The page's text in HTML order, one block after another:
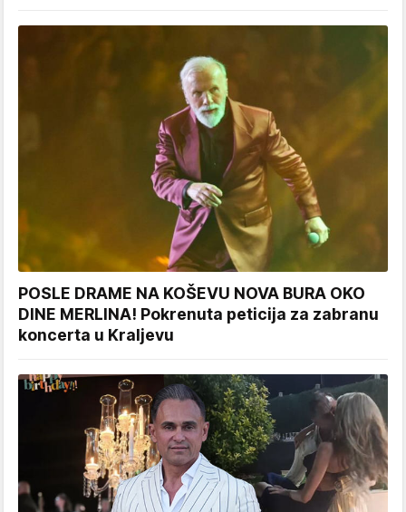
POSLE DRAME NA KOŠEVU NOVA BURA OKO
DINE MERLINA! Pokrenuta peticija za zabranu
koncerta u Kraljevu